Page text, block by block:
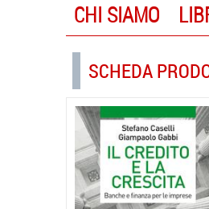
CHI SIAMO
SCHEDA